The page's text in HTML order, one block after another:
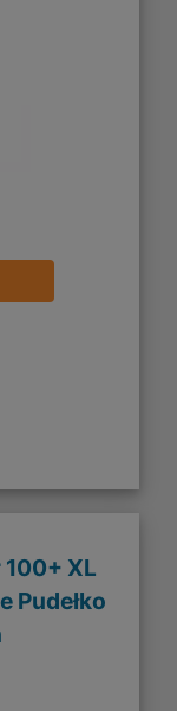
XL
Pudełko